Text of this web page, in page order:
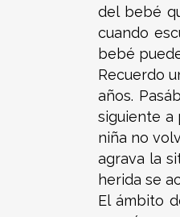
del bebé
cuando
bebé
Recuerdo
años.
siguiente a
niña no
agrava la
herida se
El ámbito